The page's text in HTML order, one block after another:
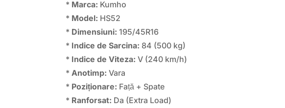
* Marca: Kumho
* Model: HS52
* Dimensiuni: 195/45R16
* Indice de Sarcina: 84 (500 kg)
* Indice de Viteza: V (240 km/h)
* Anotimp: Vara
* Poziționare: Față + Spate
* Ranforsat: Da (Extra Load)